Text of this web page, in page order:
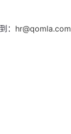
： hr@qomla.com